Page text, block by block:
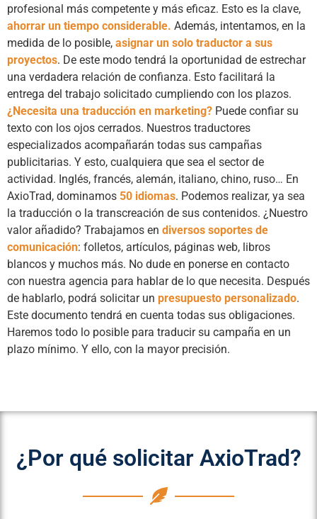
profesional más competente y más eficaz. Esto es la clave,
ahorrar un tiempo considerable. Además, intentamos, en la
medida de lo posible, asignar un solo traductor a sus
proyectos. De este modo tendrá la oportunidad de estrechar
una verdadera relación de confianza. Esto facilitará la
entrega del trabajo solicitado cumpliendo con los plazos.
¿Necesita una traducción en marketing? Puede confiar su
texto con los ojos cerrados. Nuestros traductores
especializados acompañarán todas sus campañas
publicitarias. Y esto, cualquiera que sea el sector de
actividad. Inglés, francés, alemán, italiano, chino, ruso… En
AxioTrad, dominamos 50 idiomas. Podemos realizar, ya sea
la traducción o la transcreación de sus contenidos. ¿Nuestro
valor añadido? Trabajamos en diversos soportes de
comunicación: folletos, artículos, páginas web, libros
blancos y muchos más. No dude en ponerse en contacto
con nuestra agencia para hablar de lo que necesita. Después
de hablarlo, podrá solicitar un presupuesto personalizado.
Este documento tendrá en cuenta todas sus obligaciones.
Haremos todo lo posible para traducir su campaña en un
plazo mínimo. Y ello, con la mayor precisión.
¿Por qué solicitar AxioTrad?